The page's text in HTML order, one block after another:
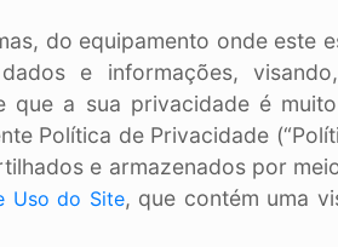
do equipamento onde este
e informações,
que a sua privacidade é
Política de Privacidade
e armazenados por
Uso do Site, que contém uma